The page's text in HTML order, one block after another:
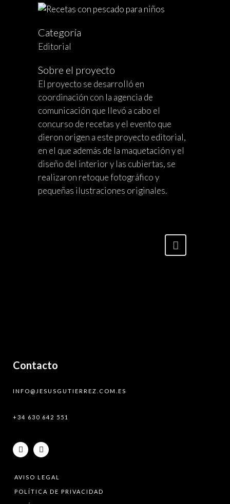
Categoría
Editorial
Sobre el proyecto
El proyecto se desarrolló en
coordinación con la agencia de
comunicación que llevó a cabo el
concurso de recetas y el evento que
dieron origen a este proyecto editorial,
en el que además de la maquetación y el
diseño del interior y las cubiertas, se
realizaron retoque fotográfico y
pequeñas ilustraciones originales.
Contacto
INFO@JESUSGUTIERREZ.COM.ES
+34 630 642 551
AVISO LEGAL
POLÍTICA DE PRIVACIDAD